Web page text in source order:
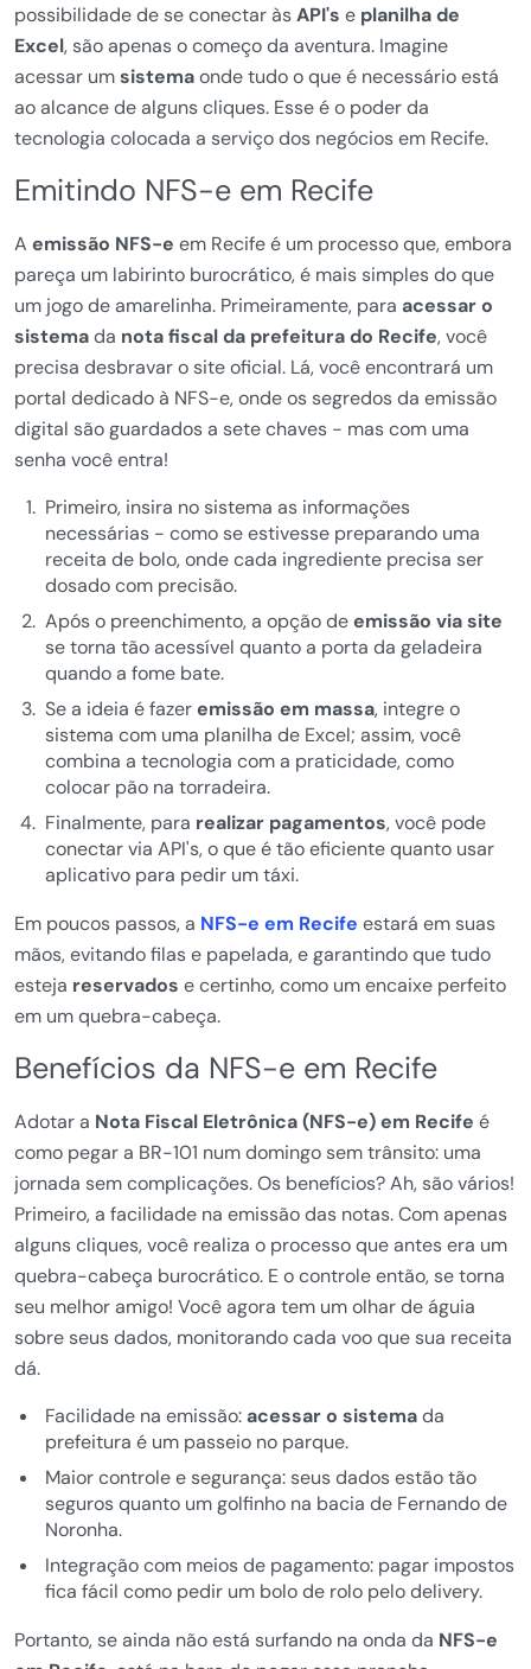
possibilidade de se conectar àsAPI's e planilha de
Excel, são apenas o começo da aventura. Imagine
acessar umsistemaonde tudo o que é necessário está
ao alcance de alguns cliques. Esse é o poder da
tecnologia colocada a serviço dos negócios em Recife.
Emitindo NFS-e em Recife
A emissão NFS-e em Recife é um processo que, embora
pareça um labirinto burocrático, é mais simples do que
um jogo de amarelinha. Primeiramente, para acessar o
sistemada nota fiscal da prefeitura do Recife, você
precisa desbravar o site oficial. Lá, você encontrará um
portal dedicado à NFS-e, onde os segredos da emissão
digital são guardados a sete chaves - mas com uma
senha você entra!
Primeiro, insira no sistema as informações
necessárias - como se estivesse preparando uma
receita de bolo, onde cada ingrediente precisa ser
dosado com precisão.
Após o preenchimento, a opção deemissão via site
se torna tão acessível quanto a porta da geladeira
quando a fome bate.
Se a ideia é fazeremissão em massa, integre o
sistema com uma planilha de Excel; assim, você
combina a tecnologia com a praticidade, como
colocar pão na torradeira.
Finalmente, para realizar pagamentos, você pode
conectar via API's, o que é tão eficiente quanto usar
aplicativo para pedir um táxi.
Em poucos passos, a NFS-e em Recife estará em suas
mãos, evitando filas e papelada, e garantindo que tudo
esteja reservados e certinho, como um encaixe perfeito
em um quebra-cabeça.
Benefícios da NFS-e em Recife
Adotar a Nota Fiscal Eletrônica (NFS-e) em Recife é
como pegar a BR-101 num domingo sem trânsito: uma
jornada sem complicações. Os benefícios? Ah, são vários!
Primeiro, a facilidade na emissão das notas. Com apenas
alguns cliques, você realiza o processo que antes era um
quebra-cabeça burocrático. E o controle então, se torna
seu melhor amigo! Você agora tem um olhar de águia
sobre seus dados, monitorando cada voo que sua receita
dá.
Facilidade na emissão: acessar o sistemada
prefeitura é um passeio no parque.
Maior controle e segurança: seus dados estão tão
seguros quanto um golfinho na bacia de Fernando de
Noronha.
Integração com meios de pagamento: pagar impostos
fica fácil como pedir um bolo de rolo pelo delivery.
Portanto, se ainda não está surfando na onda da NFS-e